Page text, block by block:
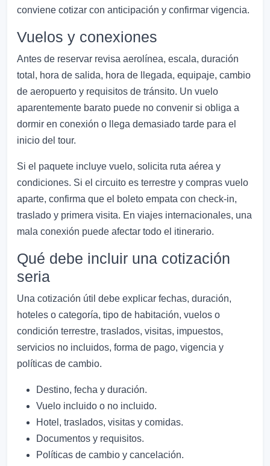
conviene cotizar con anticipación y confirmar vigencia.
Vuelos y conexiones
Antes de reservar revisa aerolínea, escala, duración
total, hora de salida, hora de llegada, equipaje, cambio
de aeropuerto y requisitos de tránsito. Un vuelo
aparentemente barato puede no convenir si obliga a
dormir en conexión o llega demasiado tarde para el
inicio del tour.
Si el paquete incluye vuelo, solicita ruta aérea y
condiciones. Si el circuito es terrestre y compras vuelo
aparte, confirma que el boleto empata con check-in,
traslado y primera visita. En viajes internacionales, una
mala conexión puede afectar todo el itinerario.
Qué debe incluir una cotización
seria
Una cotización útil debe explicar fechas, duración,
hoteles o categoría, tipo de habitación, vuelos o
condición terrestre, traslados, visitas, impuestos,
servicios no incluidos, forma de pago, vigencia y
políticas de cambio.
Destino, fecha y duración.
Vuelo incluido o no incluido.
Hotel, traslados, visitas y comidas.
Documentos y requisitos.
Políticas de cambio y cancelación.